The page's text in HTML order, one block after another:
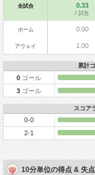
全試合 0.33
/ 試合
ホーム 0.00
アウェイ 1.00
累計
0 ゴール
3 ゴール
スコア
0-0
2-1
10分単位の得点 & 失